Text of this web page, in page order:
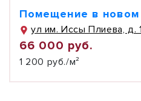
Помещение в новом
ул им. Иссы Плиева, д.
66 000 руб.
1 200 руб./м²